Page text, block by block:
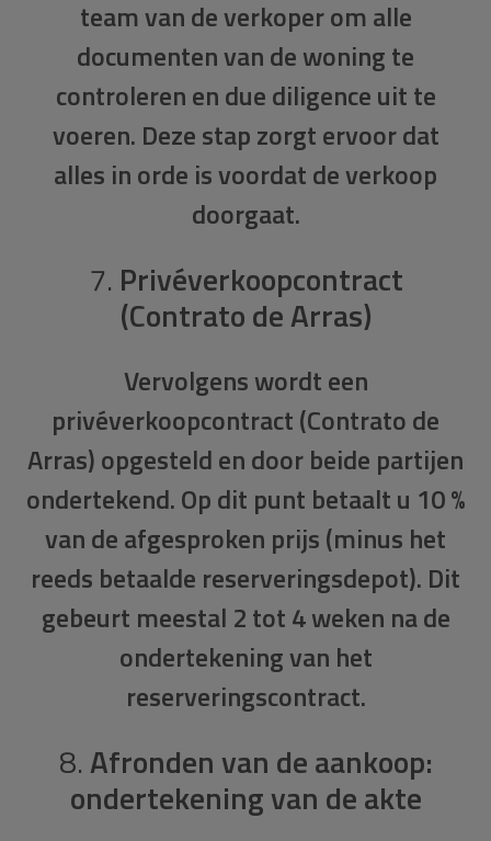
team van de verkoper om alle
documenten van de woning te
controleren en due diligence uit te
voeren. Deze stap zorgt ervoor dat
alles in orde is voordat de verkoop
doorgaat.
7. Privéverkoopcontract
(Contrato de Arras)
Vervolgens wordt een
privéverkoopcontract(Contrato de
Arras) opgesteld en door beide partijen
ondertekend. Op dit punt betaalt u 10 %
van de afgesproken prijs (minus het
reeds betaalde reserveringsdepot). Dit
gebeurt meestal 2 tot 4 weken na de
ondertekening van het
reserveringscontract.
8.Afronden van de aankoop:
ondertekening van de akte